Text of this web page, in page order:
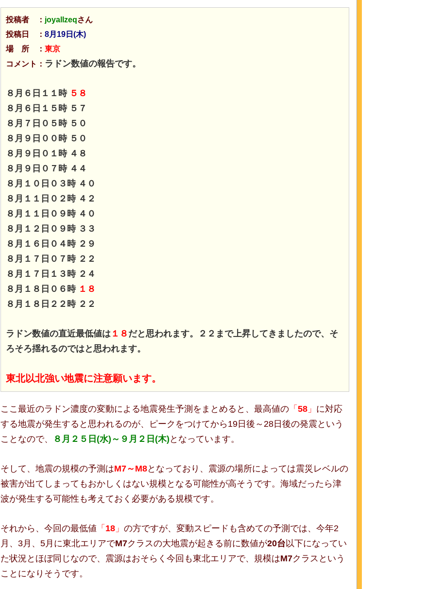
投稿者 ： joyallzeqさん
投稿日 ： 8月19日(木)
場 所 ： 東京
コメント： ラドン数値の報告です。
８月６日１１時 ５８
８月６日１５時 ５７
８月７日０５時 ５０
８月９日００時 ５０
８月９日０１時 ４８
８月９日０７時 ４４
８月１０日０３時 ４０
８月１１日０２時 ４２
８月１１日０９時 ４０
８月１２日０９時 ３３
８月１６日０４時 ２９
８月１７日０７時 ２２
８月１７日１３時 ２４
８月１８日０６時 １８
８月１８日２２時 ２２
ラドン数値の直近最低値は １８ だと思われます。２２まで上昇してきましたので、そ
ろそろ揺れるのではと思われます。
東北以北強い地震に注意願います。
ここ最近のラドン濃度の変動による地震発生予測をまとめると、最高値の 「 58 」 に対応
する地震が発生すると思われるのが、ピークをつけてから19日後～28日後の発震という
ことなので、
８月２５日(水)～９月２日(木) となっています。
そして、地震の規模の予測はM7～M8となっており、震源の場所によっては震災レベルの
被害が出てしまってもおかしくはない規模となる可能性が高そうです。海域だったら津
波が発生する可能性も考えておく必要がある規模です。
それから、今回の最低値 「 18 」 の方ですが、変動スピードも含めての予測では、今年2
月、3月、5月に東北エリアでM7クラスの大地震が起きる前に数値が20台以下になってい
た状況とほぼ同じなので、震源はおそらく今回も東北エリアで、規模はM7クラスという
ことになりそうです。